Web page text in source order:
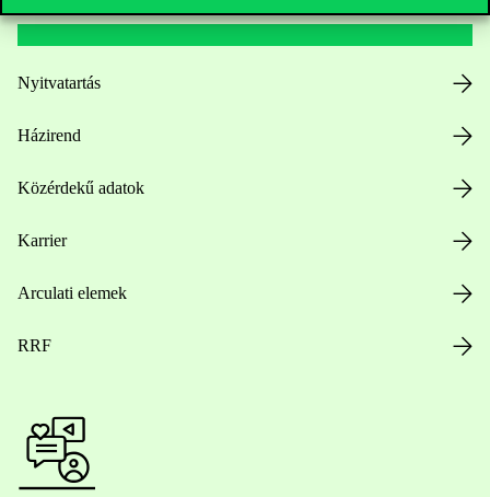
Nyitvatartás
Házirend
Közérdekű adatok
Karrier
Arculati elemek
RRF